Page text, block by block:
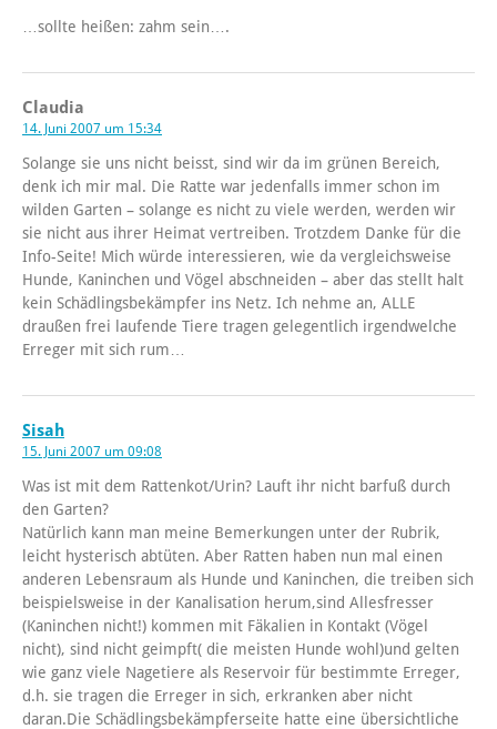
…sollte heißen: zahm sein….
Claudia
14. Juni 2007 um 15:34
Solange sie uns nicht beisst, sind wir da im grünen Bereich,
denk ich mir mal. Die Ratte war jedenfalls immer schon im
wilden Garten – solange es nicht zu viele werden, werden wir
sie nicht aus ihrer Heimat vertreiben. Trotzdem Danke für die
Info-Seite! Mich würde interessieren, wie da vergleichsweise
Hunde, Kaninchen und Vögel abschneiden – aber das stellt halt
kein Schädlingsbekämpfer ins Netz. Ich nehme an, ALLE
draußen frei laufende Tiere tragen gelegentlich irgendwelche
Erreger mit sich rum…
Sisah
15. Juni 2007 um 09:08
Was ist mit dem Rattenkot/Urin? Lauft ihr nicht barfuß durch
den Garten?
Natürlich kann man meine Bemerkungen unter der Rubrik,
leicht hysterisch abtüten. Aber Ratten haben nun mal einen
anderen Lebensraum als Hunde und Kaninchen, die treiben sich
beispielsweise in der Kanalisation herum,sind Allesfresser
(Kaninchen nicht!) kommen mit Fäkalien in Kontakt (Vögel
nicht), sind nicht geimpft( die meisten Hunde wohl)und gelten
wie ganz viele Nagetiere als Reservoir für bestimmte Erreger,
d.h. sie tragen die Erreger in sich, erkranken aber nicht
daran.Die Schädlingsbekämpferseite hatte eine übersichtliche